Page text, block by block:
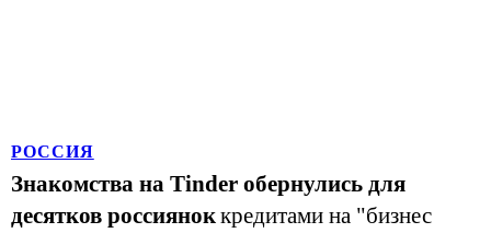
РОССИЯ
Знакомства на Tinder обернулись для
десятков россияноккредитами на "бизнес